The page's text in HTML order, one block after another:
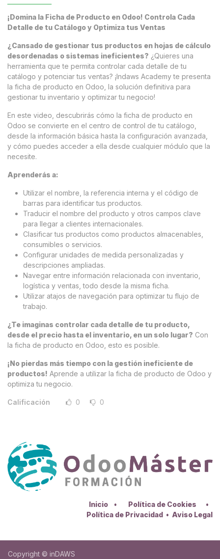
¡Domina la Ficha de Producto en Odoo! Controla Cada
Detalle de tu Catálogo y Optimiza tus Ventas
¿Cansado de gestionar tus productos en hojas de cálculo
desordenadas o sistemas ineficientes? ¿Quieres una
herramienta que te permita controlar cada detalle de tu
catálogo y potenciar tus ventas? ¡Indaws Academy te presenta
la ficha de producto en Odoo, la solución definitiva para
gestionar tu inventario y optimizar tu negocio!
En este video, descubrirás cómo la ficha de producto en
Odoo se convierte en el centro de control de tu catálogo,
desde la información básica hasta la configuración avanzada,
y cómo puedes acceder a ella desde cualquier módulo que la
necesite.
Aprenderás a:
Utilizar el nombre, la referencia interna y el código de
barras para identificar tus productos.
Traducir el nombre del producto y otros campos clave
para llegar a clientes internacionales.
Clasificar tus productos como productos almacenables,
consumibles o servicios.
Configurar unidades de medida personalizadas y
descripciones ampliadas.
Navegar entre información relacionada con inventario,
logística y ventas, todo desde la misma ficha.
Utilizar atajos de navegación para optimizar tu flujo de
trabajo.
¿Te imaginas controlar cada detalle de tu producto,
desde el precio hasta el inventario, en un solo lugar? Con
la ficha de producto en Odoo, esto es posible.
¡No pierdas más tiempo con la gestión ineficiente de
productos! Aprende a utilizar la ficha de producto de Odoo y
optimiza tu negocio.
Calificación 0 0
Inicio • Política de Cookies
•
Política de Privacidad • Aviso Legal
Copyright © inDAWS